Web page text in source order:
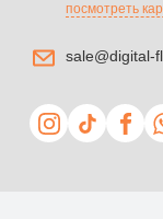
посмотреть
sale@digital-